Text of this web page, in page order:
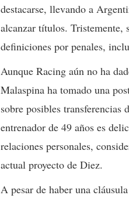
destacarse, llevando a
alcanzar títulos. Tristemente,
definiciones por penales,
Aunque Racing aún no ha
Malaspina ha tomado una
sobre posibles transferencias
entrenador de 49 años es
relaciones personales,
actual proyecto de Diez.
A pesar de haber una